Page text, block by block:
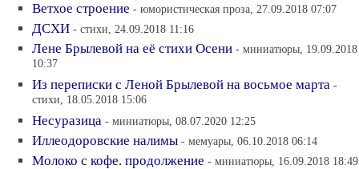
Ветхое строение - юмористическая проза, 27.09.2018 07:07
ДСХИ - стихи, 24.09.2018 11:16
Лене Брылевой на её стихи Осени - миниатюры, 19.09.2018
10:37
Из переписки с Леной Брылевой на восьмое марта -
стихи, 18.05.2018 15:06
Несуразица - миниатюры, 08.07.2020 12:25
Иллеодоровские налимы - мемуары, 06.10.2018 06:14
Молоко с кофе. продолжение - миниатюры, 16.09.2018 18:49